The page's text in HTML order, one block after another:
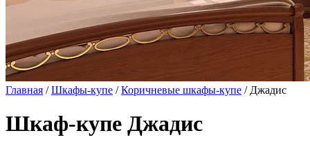
Главная /Шкафы-купе /Коричневые шкафы-купе / Джадис
Шкаф-купе Джадис